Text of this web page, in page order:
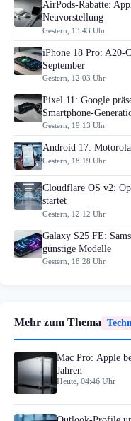
AirPods-Rabatte:
Neuvorstellung
Gestern, 13:43 Uhr
iPhone 18 Pro: A20-
September
Gestern, 12:03 Uhr
Pixel 11: Google
Smartphone-
Gestern, 19:13 Uhr
Android 17:
Gestern, 18:19 Uhr
Cloudflare OS v2:
startet
Gestern, 12:12 Uhr
Galaxy S25 FE:
günstige Modelle
Gestern, 18:28 Uhr
Mehr zum Thema
Mac Pro: Apple
Jahren
Heute, 04:46 Uhr